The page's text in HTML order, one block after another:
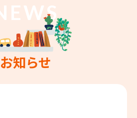
お知らせ